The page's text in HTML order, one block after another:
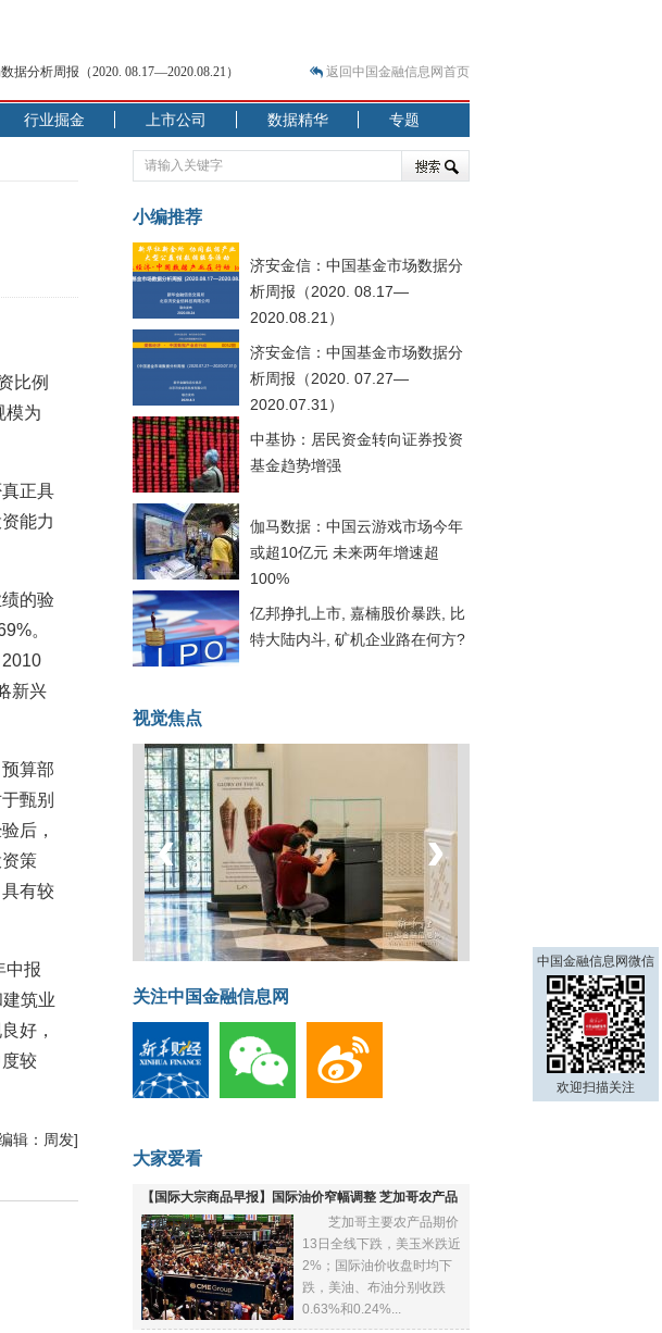
旅游业步履维艰
售业如何浴火重生？
传统零售商的转型突围之旅
据分析周报（2020. 07.27—2020.07.31）
元 短端资金利率明显下行
市回调十年期债表现最弱
射成功，全产业链解析
返回中国金融信息网首页
行业掘金 上市公司 数据精华 专题
比例
模为
正具
资能力
的验
。
新兴
算部
甄别
后，
策
有较
中报
筑业
好，
较
辑：周发]
小编推荐
济安金信：中国基金市场数据分
析周报（2020. 08.17—
2020.08.21）
济安金信：中国基金市场数据分
析周报（2020. 07.27—
2020.07.31）
中基协：居民资金转向证券投资
基金趋势增强
伽马数据：中国云游戏市场今年
或超10亿元 未来两年增速超
100%
亿邦挣扎上市, 嘉楠股价暴跌, 比
特大陆内斗, 矿机企业路在何方?
视觉焦点
菲律宾：防疫降级
‹ ›
关注中国金融信息网
大家爱看
【国际大宗商品早报】国际油价窄幅调整 芝加哥农产品
全线下跌
芝加哥主要农产品期价
13日全线下跌，美玉米跌近
2%；国际油价收盘时均下
跌，美油、布油分别收跌
0.63%和0.24%...
中国金融信息网微信
欢迎扫描关注